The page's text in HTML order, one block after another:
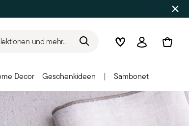
und mehr... WishlistAnmelden
Decor Geschenkideen | Sambonet